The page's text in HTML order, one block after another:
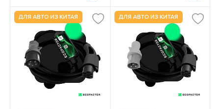
ДЛЯ АВТО ИЗ КИТАЯ ДЛЯ АВТО ИЗ КИТАЯ